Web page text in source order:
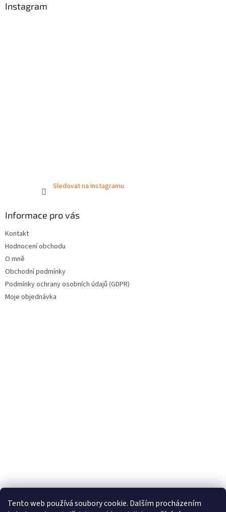
Tento web používá soubory cookie. Dalším procházením
Instagram
Sledovat na Instagramu
Informace pro vás
Kontakt
Hodnocení obchodu
O mně
Obchodní podmínky
Podmínky ochrany osobních údajů (GDPR)
Moje objednávka